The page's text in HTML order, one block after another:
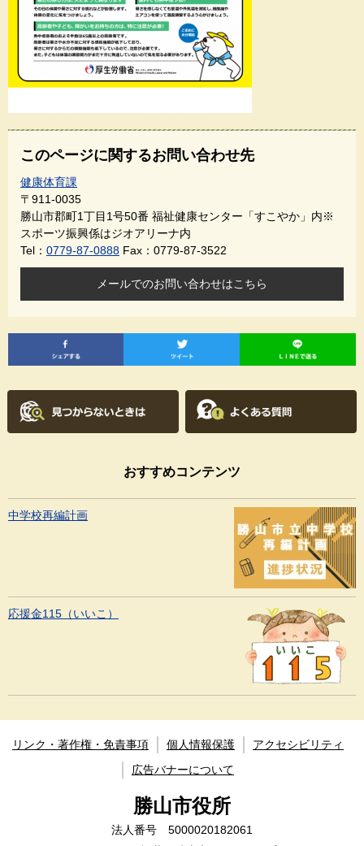
このページに関するお問い合わせ先
健康体育課
〒911-0035
勝山市郡町1丁目1号50番 福祉健康センター「すこやか」内※
スポーツ振興係はジオアリーナ内
Tel： 0779-87-0888 Fax：0779-87-3522
メールでのお問い合わせはこちら
おすすめコンテンツ
中学校再編計画
応援金115（いいこ）
リンク・著作権・免責事項 個人情報保護
アクセシビリティ
広告バナーについて
勝山市役所
法人番号 5000020182061